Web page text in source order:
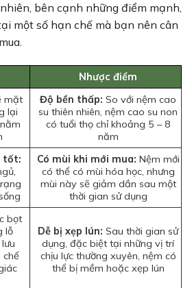
bên cạnh những điểm mạnh,
một số hạn chế mà bạn nên cân
Nhược điểm
mặt
lại
Độ bền thấp: So với nệm cao
su thiên nhiên, nệm cao su non
có tuổi thọ chỉ khoảng 5 – 8
năm
tốt:
Có mùi khi mới mua: Nệm mới
có thể có mùi hóa học, nhưng
mùi này sẽ giảm dần sau một
thời gian sử dụng
bọt
lỗ
chế
Dễ bị xẹp lún: Sau thời gian sử
dụng, đặc biệt tại những vị trí
chịu lực thường xuyên, nệm có
thể bị mềm hoặc xẹp lún